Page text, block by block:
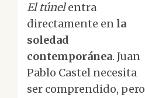
El túnelentra
directamente en la
soledad
contemporánea. Juan
Pablo Castel necesita
ser comprendido, pero